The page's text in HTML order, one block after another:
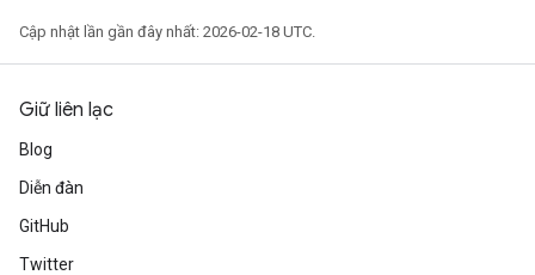
Cập nhật lần gần đây nhất: 2026-02-18 UTC.
Giữ liên lạc
Blog
Diễn đàn
GitHub
Twitter